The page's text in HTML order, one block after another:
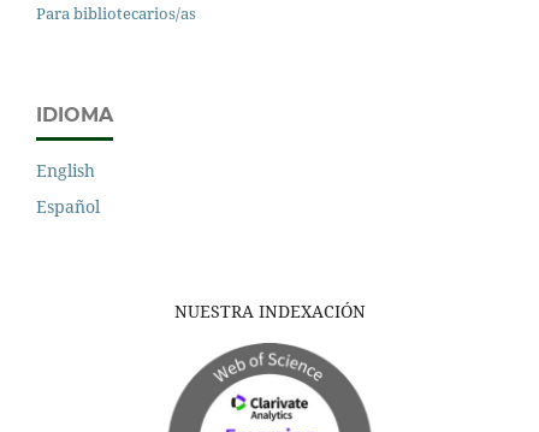
Para bibliotecarios/as
IDIOMA
English
Español
NUESTRA INDEXACIÓN